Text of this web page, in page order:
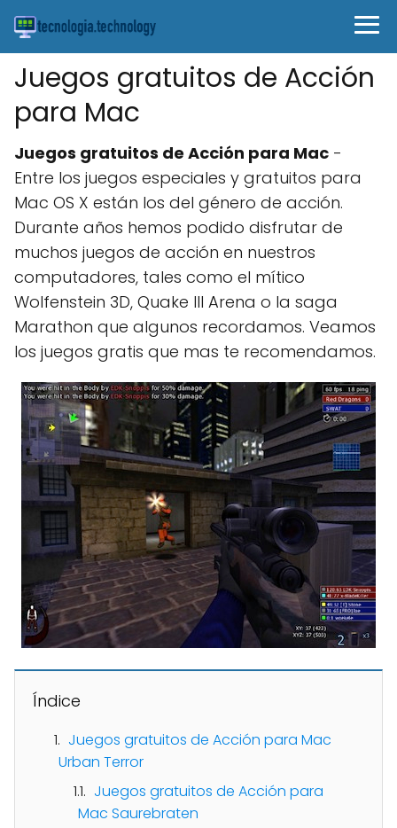
Juegos gratuitos de Acción
para Mac
Juegos gratuitos de Acción para Mac -
Entre los juegos especiales y gratuitos para
Mac OS X están los del género de acción.
Durante años hemos podido disfrutar de
muchos juegos de acción en nuestros
computadores, tales como el mítico
Wolfenstein 3D, Quake III Arena o la saga
Marathon que algunos recordamos. Veamos
los juegos gratis que mas te recomendamos.
Índice
Juegos gratuitos de Acción para Mac
Urban Terror
Juegos gratuitos de Acción para
Mac Saurebraten